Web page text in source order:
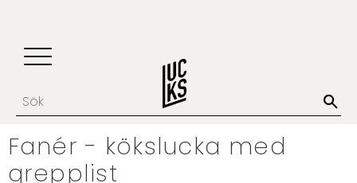
Fanér - kökslucka med
grepplist